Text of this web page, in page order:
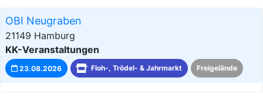
OBI Neugraben
21149 Hamburg
KK-Veranstaltungen
23.08.2026 Floh-, Trödel- & Jahrmarkt Freigelände